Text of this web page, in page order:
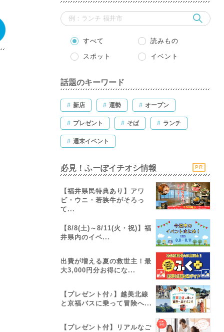
すべて 読みもの
スポット イベント
話題のキーワード
# 新店 # 運勢 # オープン
# プレゼント # そば # ランチ
# 週末イベント
必見！ふーぽイチオシ情報 PR
【福井県民特典あり】アワ
ビ・ウニ・若狭牛がそろっ
て...
【8/8(土)～8/11(火・祝)】福
井県内のイベ...
出費が増える夏の救世主！最
大3,000円分お得にな...
【プレゼント付♪】越美北線
と京福バスに乗って冒険へ...
【プレゼント付】リアルなご